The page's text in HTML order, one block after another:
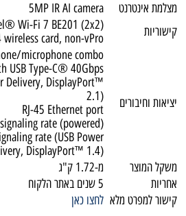
מצלמת אינטרנט
5MP IR AI camera
קישוריות
Wi-Fi 7 BE201 (2x2)
card, non-vPro
יציאות וחיבורים
microphone combo
USB Type-C® 40Gbps
Delivery, DisplayPort™
2.1)
RJ-45 Ethernet port
rate (powered)
rate (USB Power
DisplayPort™ 1.4)
משקל המוצר
מ-1.72 ק"ג
אחריות
5 שנים באתר הלקוח
קישור למפרט מלא לחצו כאן